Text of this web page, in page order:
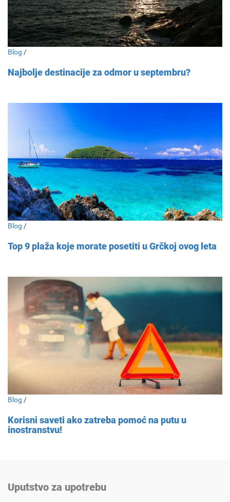
Blog /
Najbolje destinacije za odmor u septembru?
Blog /
Top 9 plaža koje morate posetiti u Grčkoj ovog leta
Blog /
Korisni saveti ako zatreba pomoć na putu u
inostranstvu!
Uputstvo za upotrebu